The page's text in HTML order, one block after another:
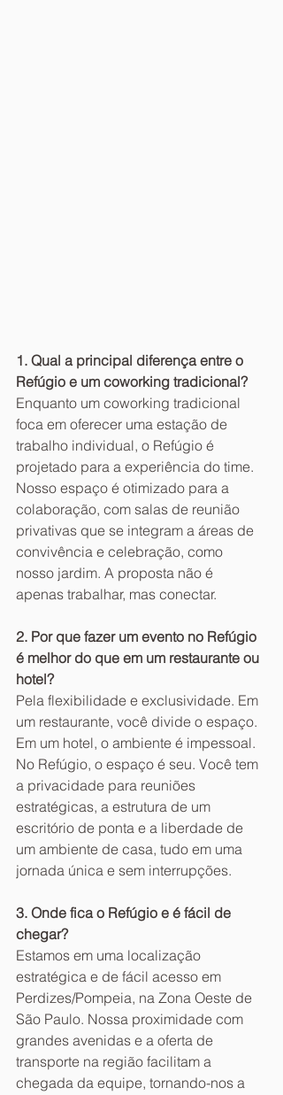
1. Qual a principal diferença entre o
Refúgio e um coworking tradicional?
Enquanto um coworking tradicional
foca em oferecer uma estação de
trabalho individual, o Refúgio é
projetado para a experiência do time.
Nosso espaço é otimizado para a
colaboração, com salas de reunião
privativas que se integram a áreas de
convivência e celebração, como
nosso jardim. A proposta não é
apenas trabalhar, mas conectar.
2. Por que fazer um evento no Refúgio
é melhor do que em um restaurante ou
hotel?
Pela flexibilidade e exclusividade. Em
um restaurante, você divide o espaço.
Em um hotel, o ambiente é impessoal.
No Refúgio, o espaço é seu. Você tem
a privacidade para reuniões
estratégicas, a estrutura de um
escritório de ponta e a liberdade de
um ambiente de casa, tudo em uma
jornada única e sem interrupções.
3. Onde fica o Refúgio e é fácil de
chegar?
Estamos em uma localização
estratégica e de fácil acesso em
Perdizes/Pompeia, na Zona Oeste de
São Paulo. Nossa proximidade com
grandes avenidas e a oferta de
transporte na região facilitam a
chegada da equipe, tornando-nos a